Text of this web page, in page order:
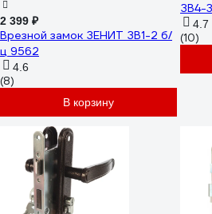
2 399 ₽
Врезной замок ЗЕНИТ ЗВ1-2 б/
ц 9562
4.6
(8)
В корзину
ЗВ4-
4.7
(10)